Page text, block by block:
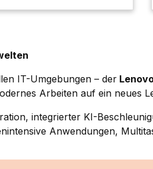
IT-Umgebungen – der
Arbeiten auf ein neues
integrierter KI-
Anwendungen,